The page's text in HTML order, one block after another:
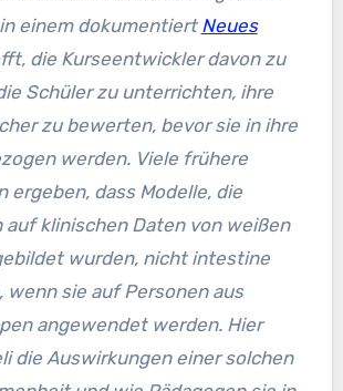
einem dokumentiert Neues
die Kurseentwickler davon zu
Schüler zu unterrichten, ihre
zu bewerten, bevor sie in ihre
werden. Viele frühere
ergeben, dass Modelle, die
auf klinischen Daten von weißen
wurden, nicht intestine
sie auf Personen aus
angewendet werden. Hier
die Auswirkungen einer solchen